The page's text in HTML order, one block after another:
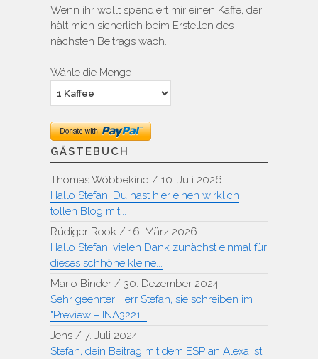
Wenn ihr wollt spendiert mir einen Kaffe, der
hält mich sicherlich beim Erstellen des
nächsten Beitrags wach.
Wähle die Menge
GÄSTEBUCH
Thomas Wöbbekind / 10. Juli 2026
Hallo Stefan! Du hast hier einen wirklich
tollen Blog mit...
Rüdiger Rook / 16. März 2026
Hallo Stefan, vielen Dank zunächst einmal für
dieses schhöne kleine...
Mario Binder / 30. Dezember 2024
Sehr geehrter Herr Stefan, sie schreiben im
"Preview – INA3221...
Jens / 7. Juli 2024
Stefan, dein Beitrag mit dem ESP an Alexa ist